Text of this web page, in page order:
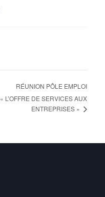
RÉUNION PÔLE EMPLOI
« L’OFFRE DE SERVICES AUX
ENTREPRISES »